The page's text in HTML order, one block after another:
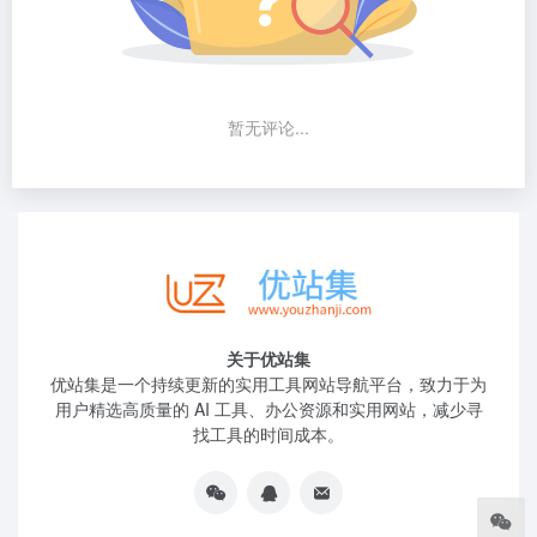
暂无评论...
关于优站集
优站集是一个持续更新的实用工具网站导航平台，致力于为
用户精选高质量的 AI 工具、办公资源和实用网站，减少寻
找工具的时间成本。